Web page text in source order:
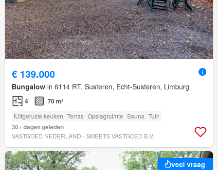
€ 139.000
Bungalow in 6114 RT, Susteren, Echt-Susteren, Limburg
4 70 m²
IUitgeruste keuken Terras Opslagruimte Sauna Tuin
30+ dagen geleden
VASTGOED NEDERLAND - SMEETS VASTGOED B.V.
veel vraag